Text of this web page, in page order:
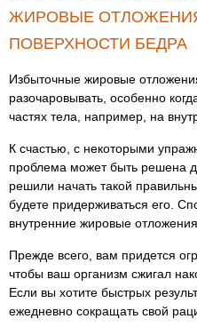
ЖИРОВЫЕ
ПОВЕРХНОСТИ БЕДРА
Избыточные жировые
разочаровывать, особенно
частях тела, например, на
К счастью, с некоторыми
проблема может быть решена
решили начать такой
будете придерживаться его.
внутренние жировые
Прежде всего, вам придется
чтобы ваш организм сжигал
Если вы хотите быстрых
ежедневно сокращать свой